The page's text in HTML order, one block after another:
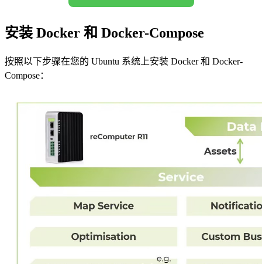
安装 Docker 和 Docker-Compose
按照以下步骤在您的 Ubuntu 系统上安装 Docker 和 Docker-
Compose：